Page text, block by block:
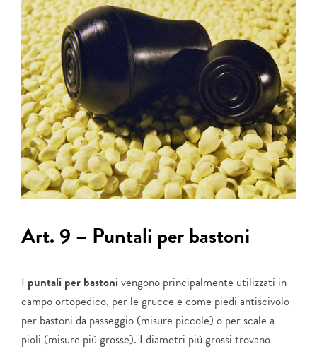
Art. 9 – Puntali per bastoni
I puntali per bastoni vengono principalmente utilizzati in
campo ortopedico, per le grucce e come piedi antiscivolo
per bastoni da passeggio (misure piccole) o per scale a
pioli (misure più grosse). I diametri più grossi trovano